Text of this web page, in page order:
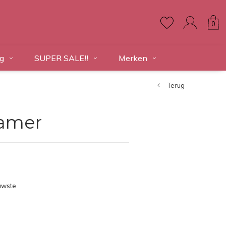
0
SUPER SALE!! Merken
Terug